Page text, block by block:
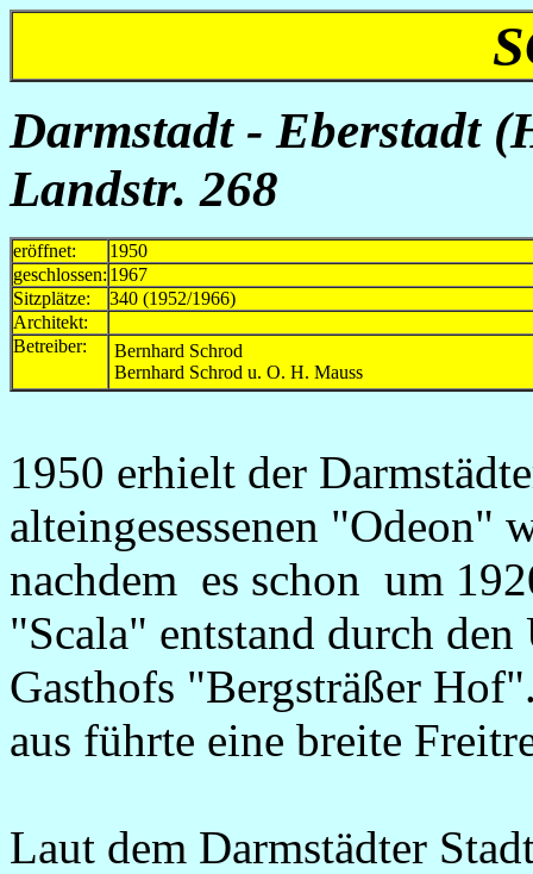
Darmstadt - Eberstadt
Landstr. 268
eröffnet:
1950
geschlossen: 1967
Sitzplätze:
340 (1952/1966)
Architekt:
Betreiber:
Bernhard Schrod
Bernhard Schrod u. O. H. Mauss
1950 erhielt der
alteingesessenen "Odeon"
nachdem es schon um
"Scala" entstand durch den
Gasthofs "Bergsträßer
aus führte eine breite
Laut dem Darmstädter